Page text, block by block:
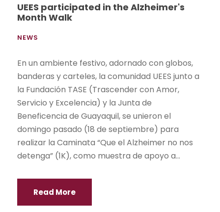
UEES participated in the Alzheimer's
Month Walk
NEWS
En un ambiente festivo, adornado con globos,
banderas y carteles, la comunidad UEES junto a
la Fundación TASE (Trascender con Amor,
Servicio y Excelencia) y la Junta de
Beneficencia de Guayaquil, se unieron el
domingo pasado (18 de septiembre) para
realizar la Caminata “Que el Alzheimer no nos
detenga” (1K), como muestra de apoyo a...
Read More